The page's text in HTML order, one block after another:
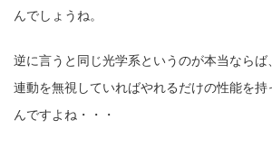
んでしょうね。
逆に言うと同じ光学系というのが本当なら
連動を無視していればやれるだけの性能を持
んですよね・・・